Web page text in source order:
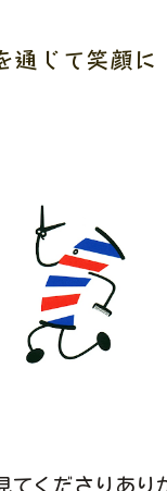
通じて笑顔に
てくださりあり